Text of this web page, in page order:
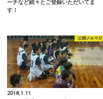
ーチなど続々とご登録いただいてま
す！
公開メルマガ
2018.1.11